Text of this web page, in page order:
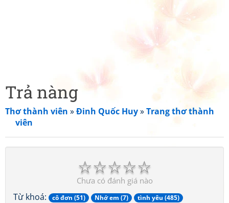
Trả nàng
Thơ thành viên »Đinh Quốc Huy»Trang thơ thành
viên
☆
☆
☆
☆
☆
Chưa có đánh giá nào
Từ khoá: cô đơn (51) Nhớ em (7)
tình yêu (485)